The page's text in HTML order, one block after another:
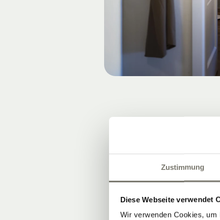
Zustimmung
Diese Webseite verwendet
Wir verwenden Cookies,
VOM
Ein
unserem